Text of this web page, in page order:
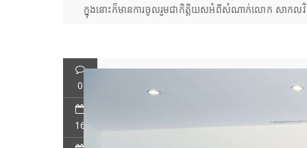
ក្នុងនោះក៏មានការចូលរួមជាកិត្តិយសអំពីសំណាក់លោក សាកលវិទ្យ
0
16